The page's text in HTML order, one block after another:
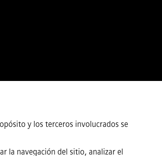
y los terceros involucrados se
la navegación del sitio, analizar el